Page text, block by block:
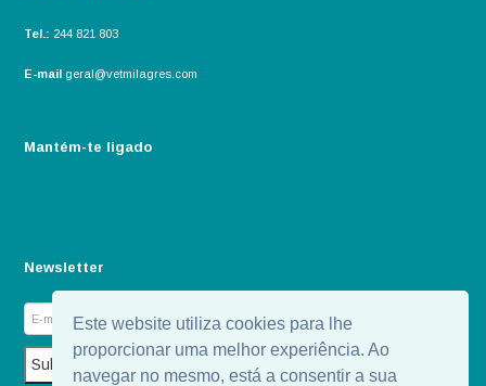
Este website utiliza cookies para lhe
proporcionar uma melhor experiência. Ao
navegar no mesmo, está a consentir a sua
Tel.: 244 821 803
E-mail geral@vetmilagres.com
Mantém-te ligado
Newsletter